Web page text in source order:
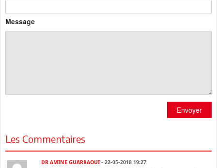
Message
Envoyer
Les Commentaires
DR AMINE GUARRAOUI- 22-05-2018 19:27